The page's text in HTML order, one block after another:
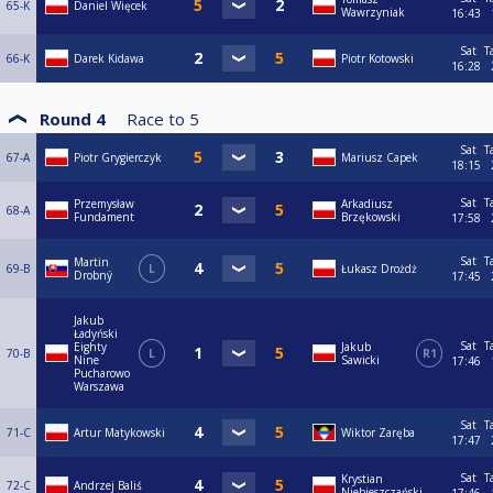
65-K Daniel Więcek
Wawrzyniak
16:43
66-K Darek Kidawa Piotr Kotowski
Sat
16:28
Round 4 Race to 5
67-A Piotr Grygierczyk Mariusz Capek
Sat
18:15
68-A
Przemysław
Fundament
Arkadiusz
Brzękowski
Sat
17:58
69-B
Martin
Drobný
L Łukasz Drożdż
Sat
17:45
70-B
Jakub
Ładyński
Eighty
Nine
Pucharowo
Warszawa
L
Jakub
Sawicki
R1
Sat
17:46
71-C Artur Matykowski Wiktor Zaręba
Sat
17:47
72-C Andrzej Baliś
Krystian
Sat